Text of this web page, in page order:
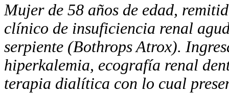
Mujer de 58 años de edad,
clínico de insuficiencia renal
serpiente (Bothrops Atrox).
hiperkalemia, ecografía renal
terapia dialítica con lo cual